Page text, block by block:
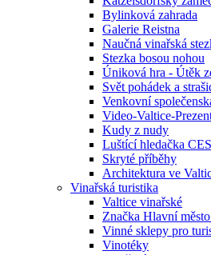
Bylinková zahrada
Galerie Reistna
Naučná vinařská
Stezka bosou nohou
Úniková hra - Útěk
Svět pohádek a
Venkovní
Video-Valtice-
Kudy z nudy
Luštící hledačka
Skryté příběhy
Architektura ve
Vinařská turistika
Valtice vinařské
Značka Hlavní
Vinné sklepy pro
Vinotéky